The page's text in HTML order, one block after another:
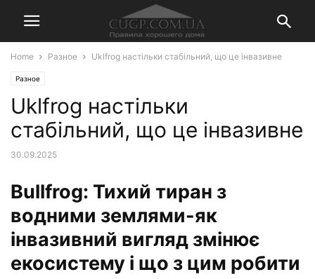
Home Разное Uklfrog настільки стабільний, що це інвазивне
Разное
Uklfrog настільки
стабільний, що це інвазивне
30.09.2025
Bullfrog: Тихий тиран з
водними землями-як
інвазивний вигляд змінює
екосистему і що з цим робити